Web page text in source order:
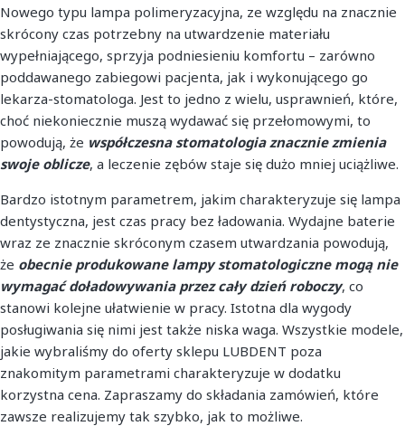
Nowego typu lampa polimeryzacyjna, ze względu na znacznie
skrócony czas potrzebny na utwardzenie materiału
wypełniającego, sprzyja podniesieniu komfortu – zarówno
poddawanego zabiegowi pacjenta, jak i wykonującego go
lekarza-stomatologa. Jest to jedno z wielu, usprawnień, które,
choć niekoniecznie muszą wydawać się przełomowymi, to
powodują, że współczesna stomatologia znacznie zmienia
swoje oblicze, a leczenie zębów staje się dużo mniej uciążliwe.
Bardzo istotnym parametrem, jakim charakteryzuje się lampa
dentystyczna, jest czas pracy bez ładowania. Wydajne baterie
wraz ze znacznie skróconym czasem utwardzania powodują,
że obecnie produkowane lampy stomatologiczne mogą nie
wymagać doładowywania przez cały dzień roboczy, co
stanowi kolejne ułatwienie w pracy. Istotna dla wygody
posługiwania się nimi jest także niska waga. Wszystkie modele,
jakie wybraliśmy do oferty sklepu LUBDENT poza
znakomitym parametrami charakteryzuje w dodatku
korzystna cena. Zapraszamy do składania zamówień, które
zawsze realizujemy tak szybko, jak to możliwe.